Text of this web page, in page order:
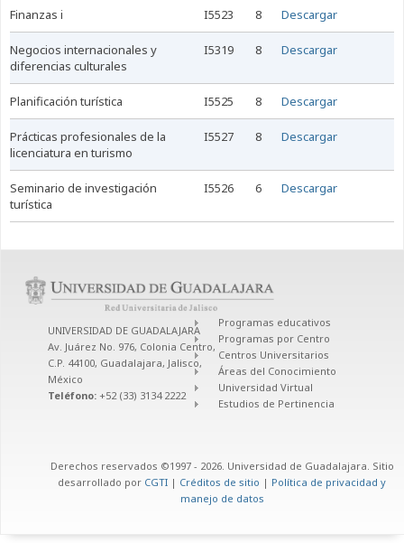
finanzas i I5523 8 Descargar
negocios internacionales y
diferencias culturales
I5319 8 Descargar
planificación turística I5525 8 Descargar
prácticas profesionales de la
licenciatura en turismo
I5527 8 Descargar
seminario de investigación
turística
I5526 6 Descargar
UNIVERSIDAD DE GUADALAJARA
Av. Juárez No. 976, Colonia Centro,
C.P. 44100, Guadalajara, Jalisco,
México
Teléfono: +52 (33) 3134 2222
Programas educativos
Programas por Centro
Centros Universitarios
Áreas del Conocimiento
Universidad Virtual
Estudios de Pertinencia
Derechos reservados ©1997 - 2026. Universidad de Guadalajara. Sitio
desarrollado por CGTI | Créditos de sitio | Política de privacidad y
manejo de datos